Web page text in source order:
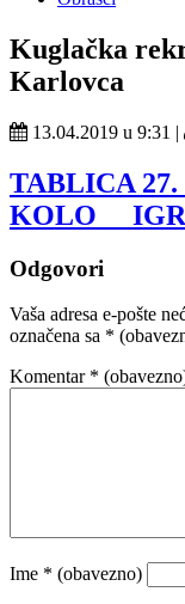
Kuglačka
Karlovca
13.04.2019 u 9:31 |
TABLICA
KOLO
Odgovori
Vaša adresa e-pošte
označena sa *
Komentar *
Ime * (obavezno)